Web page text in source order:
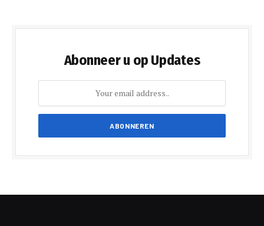
Abonneer u op Updates